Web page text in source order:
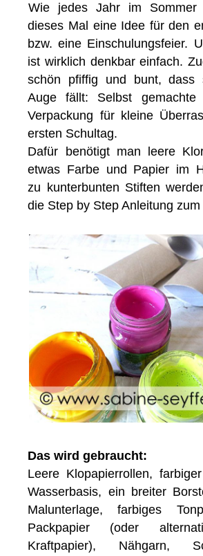
Wie jedes Jahr im
dieses Mal eine Idee für den
bzw. eine Einschulungsfeier.
ist wirklich denkbar einfach.
schön pfiffig und bunt, dass
Auge fällt: Selbst gemachte
Verpackung für kleine
ersten Schultag.
Dafür benötigt man leere
etwas Farbe und Papier im
zu kunterbunten Stiften
die Step by Step Anleitung
Das wird gebraucht:
Leere Klopapierrollen,
Wasserbasis, ein breiter
Malunterlage, farbiges
Packpapier (oder
Kraftpapier), Nähgarn,